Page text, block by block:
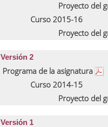
Proyecto del
Curso 2015-16
Proyecto del
Versión 2
Programa de la asignatura
Curso 2014-15
Proyecto del
Versión 1